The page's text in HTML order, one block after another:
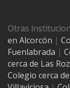
Otras
en Alcorcón |
Fuenlabrada |
cerca de Las
Colegio cerca de